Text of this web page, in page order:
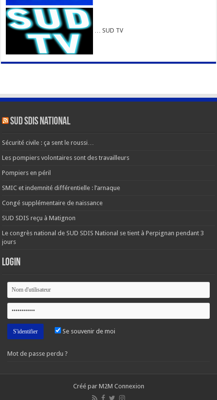
… SUD TV
SUD SDIS national
Sécurité civile : ça sent le roussi…
Les pompiers volontaires sont des travailleurs
Pompiers en péril
SMIC et indemnité différentielle : l’arnaque
Congé supplémentaire de naissance
SUD SDIS reçu à Matignon
Le congrès national de SUD SDIS National se tient à Perpignan pendant 3
jours
Login
Se souvenir de moi
Mot de passe perdu ?
Créé par M2M Connexion